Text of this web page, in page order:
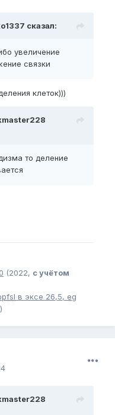
сказал:
увеличение
связки
клеток)))
то деление
(2022, с учётом
в эксе 26,5, eg
)